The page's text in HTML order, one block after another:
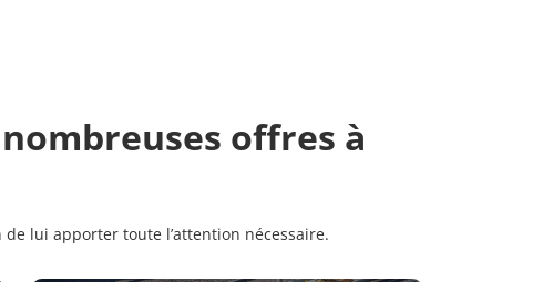
nombreuses offres à
lui apporter toute l’attention nécessaire.